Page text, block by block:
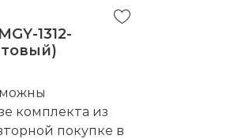
1312-
комплекта из
покупке в